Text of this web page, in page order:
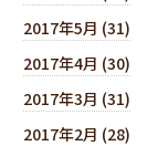
2017年5月 (31)
2017年4月 (30)
2017年3月 (31)
2017年2月 (28)